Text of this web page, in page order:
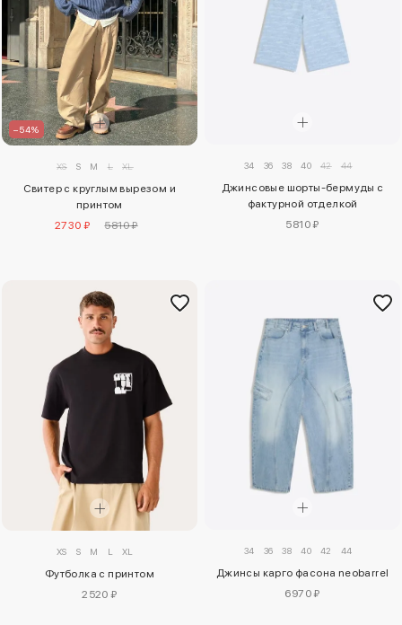
–54%
XS S M L XL
Свитер с круглым вырезом и
принтом
2730 ₽
5810 ₽
34 36 38 40 42 44
Джинсовые шорты-бермуды с
фактурной отделкой
5810 ₽
XS S M L XL
Футболка с принтом
2520 ₽
34 36 38 40 42 44
Джинсы карго фасона neobarrel
6970 ₽